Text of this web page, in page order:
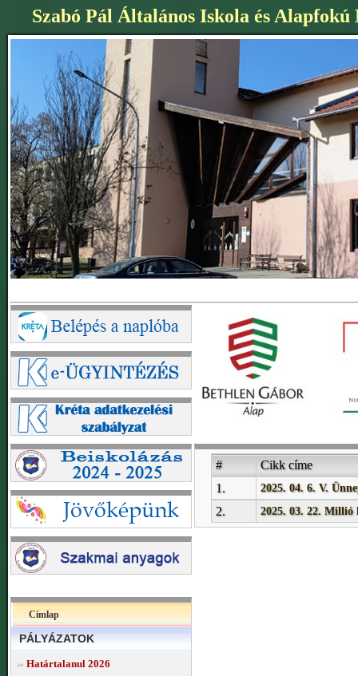
Szabó Pál Általános Iskola és
Címlap
PÁLYÁZATOK
Határtalanul 2026
#
Cikk címe
1.
2025. 04. 6. V.
2. 2025. 03. 22. Millió